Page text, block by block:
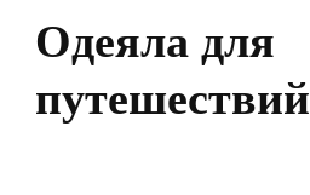
Одеяла для
путешествий